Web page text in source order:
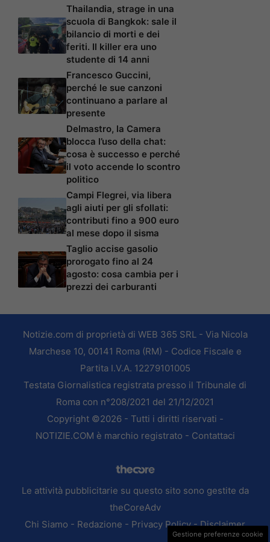
Thailandia, strage in una
scuola di Bangkok: sale il
bilancio di morti e dei
feriti. Il killer era uno
studente di 14 anni
Francesco Guccini,
perché le sue canzoni
continuano a parlare al
presente
Delmastro, la Camera
blocca l’uso della chat:
cosa è successo e perché
il voto accende lo scontro
politico
Campi Flegrei, via libera
agli aiuti per gli sfollati:
contributi fino a 900 euro
al mese dopo il sisma
Taglio accise gasolio
prorogato fino al 24
agosto: cosa cambia per i
prezzi dei carburanti
Notizie.com di proprietà di WEB 365 SRL - Via Nicola
Marchese 10, 00141 Roma (RM) - Codice Fiscale e
Partita I.V.A. 12279101005
Testata Giornalistica registrata presso il Tribunale di
Roma con n°208/2021 del 21/12/2021
Copyright ©2026 - Tutti i diritti riservati -
NOTIZIE.COM è marchio registrato - Contattaci
Le attività pubblicitarie su questo sito sono gestite da
theCoreAdv
Chi Siamo - Redazione - Privacy Policy-Disclaimer
Gestione preferenze cookie